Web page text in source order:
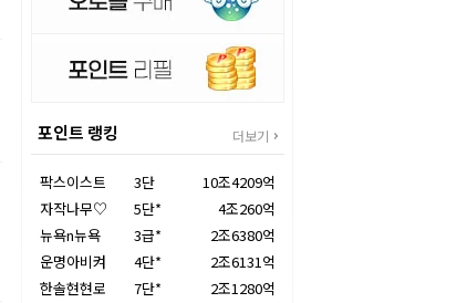
포인트 랭킹 더보기
팍스이스트 3단
10조4209억
자작나무♡
5단*
4조260억
뉴욕n뉴욕
3급*
2조6380억
운명아비켜
4단*
2조6131억
한솔현현로
7단*
2조1280억